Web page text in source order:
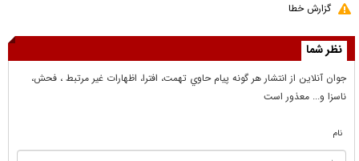
گزارش خطا
نظر شما
جوان آنلاين از انتشار هر گونه پيام حاوي تهمت، افترا، اظهارات غير مرتبط ، فحش،
ناسزا و... معذور است
نام